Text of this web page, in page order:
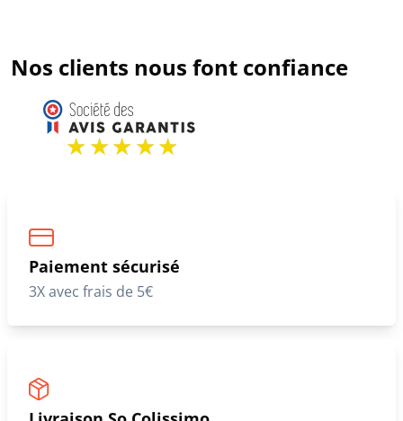
Nos clients nous font confiance
Paiement sécurisé
3X avec frais de 5€